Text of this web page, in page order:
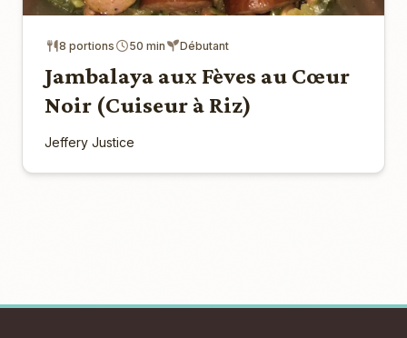
8 portions 50 min Débutant
Jambalaya aux Fèves au Cœur
Noir (Cuiseur à Riz)
Jeffery Justice